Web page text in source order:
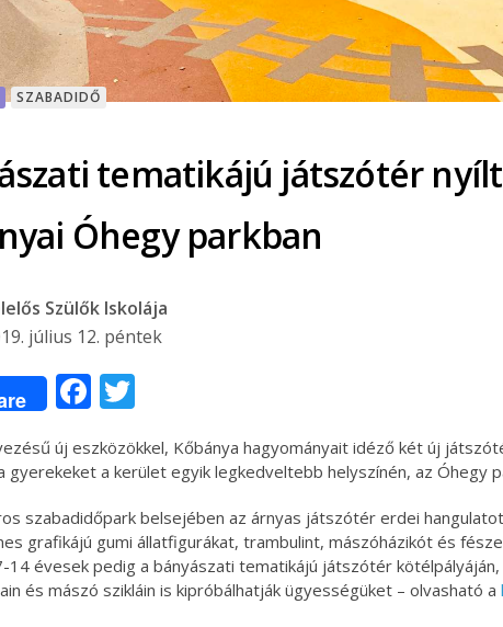
SZABADIDŐ
tematikájú játszótér
Óhegy parkban
Szülők Iskolája
július 12. péntek
Facebook
új eszközökkel, Kőbánya hagyományait idéző két új
gyerekeket a kerület egyik legkedveltebb helyszínén, az Óhegy
szabadidőpark belsejében az árnyas játszótér erdei
grafikájú gumi állatfigurákat, trambulint, mászóházikót és
14 évesek pedig a bányászati tematikájú játszótér kötélpályáján,
és mászó szikláin is kipróbálhatják ügyességüket – olvasható a